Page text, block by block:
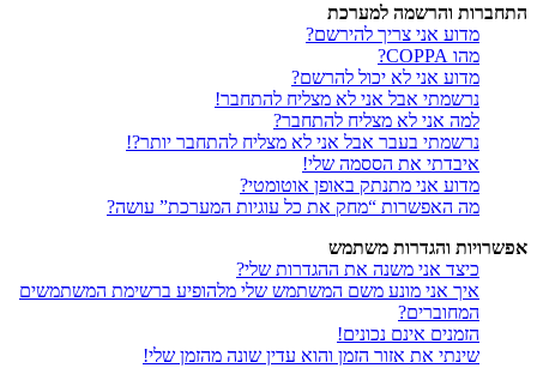
התחברות והרשמה למערכת
מדוע אני צריך להירשם?
מהו COPPA?
מדוע אני לא יכול להרשם?
נרשמתי אבל אני לא מצליח להתחבר!
למה אני לא מצליח להתחבר?
נרשמתי בעבר אבל אני לא מצליח להתחבר יותר?!
איבדתי את הססמה שלי!
מדוע אני מתנתק באופן אוטומטי?
מה האפשרות “מחק את כל עוגיות המערכת” עושה?
אפשרויות והגדרות משתמש
כיצד אני משנה את ההגדרות שלי?
איך אני מונע משם המשתמש שלי מלהופיע ברשימת המשתמשים
המחוברים?
הזמנים אינם נכונים!
שינתי את אזור הזמן והוא עדין שונה מהזמן שלי!